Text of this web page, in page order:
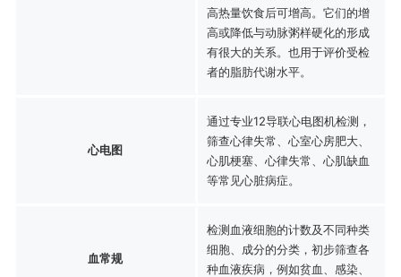
高热量饮食后可增高。它们的增
高或降低与动脉粥样硬化的形成
有很大的关系。也用于评价受检
者的脂肪代谢水平。
心电图
通过专业12导联心电图机检测，
筛查心律失常、心室心房肥大、
心肌梗塞、心律失常、心肌缺血
等常见心脏病症。
血常规
检测血液细胞的计数及不同种类
细胞、成分的分类，初步筛查各
种血液疾病，例如贫血、感染、